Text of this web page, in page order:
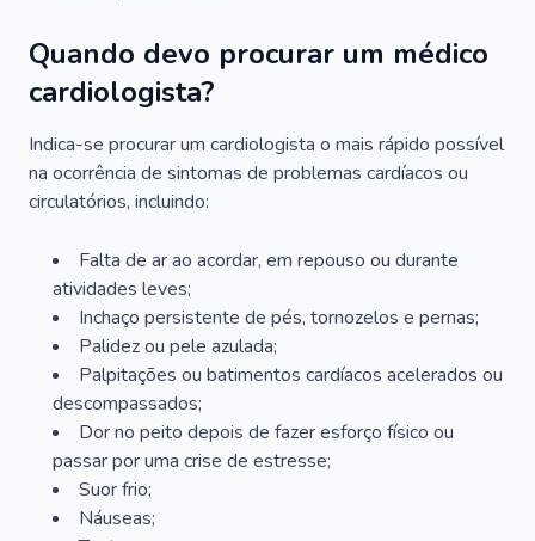
Quando devo procurar um médico
cardiologista?
Indica-se procurar um cardiologista o mais rápido possível
na ocorrência de sintomas de problemas cardíacos ou
circulatórios, incluindo:
Falta de ar ao acordar, em repouso ou durante
atividades leves;
Inchaço persistente de pés, tornozelos e pernas;
Palidez ou pele azulada;
Palpitações ou batimentos cardíacos acelerados ou
descompassados;
Dor no peito depois de fazer esforço físico ou
passar por uma crise de estresse;
Suor frio;
Náuseas;